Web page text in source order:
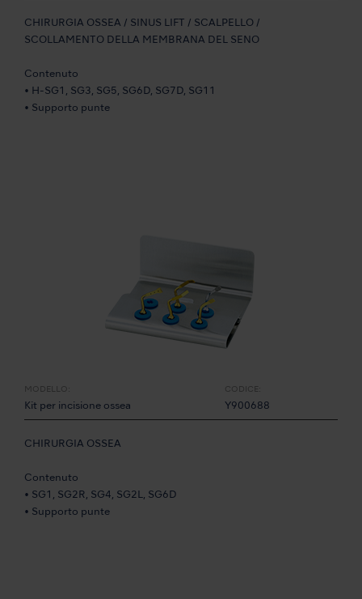
CHIRURGIA OSSEA / SINUS LIFT / SCALPELLO /
SCOLLAMENTO DELLA MEMBRANA DEL SENO
Contenuto
• H-SG1, SG3, SG5, SG6D, SG7D, SG11
• Supporto punte
MODELLO:
Kit per incisione ossea
CODICE:
Y900688
CHIRURGIA OSSEA
Contenuto
• SG1, SG2R, SG4, SG2L, SG6D
• Supporto punte